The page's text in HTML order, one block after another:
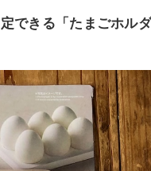
定できる「たまごホ